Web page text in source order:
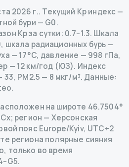
2026 г.. Текущий Kp индекс—
бури — G0.
Kp за сутки: 0.7–1.3. Шкала
, шкала радиационных бурь—
— 17°C, давление — 998 гПа,
— 12 км/год (ЮЗ). Индекс
33, PM2.5 — 8 мкг/м³. Данные:
на широте 46.7504°
регион — Херсонская
пояс Europe/Kyiv, UTC+2
региона полярные сияния
только во время